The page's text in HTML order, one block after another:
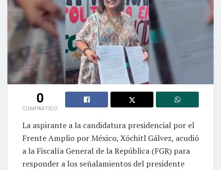
0
COMPARTIDO
La aspirante a la candidatura presidencial por el
Frente Amplio por México, Xóchitl Gálvez, acudió
a la Fiscalía General de la República (FGR) para
responder a los señalamientos del presidente